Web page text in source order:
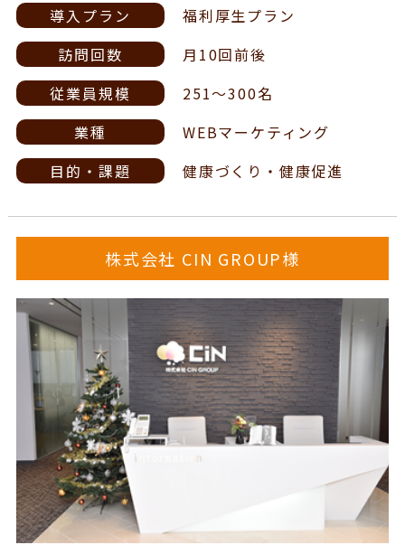
導入プラン
福利厚生プラン
訪問回数
月10回前後
従業員規模
251～300名
業種
WEBマーケティング
目的・課題
健康づくり・健康促進
株式会社 CIN GROUP様